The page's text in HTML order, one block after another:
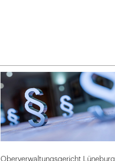
Oberverwaltungsgericht Lüneburg